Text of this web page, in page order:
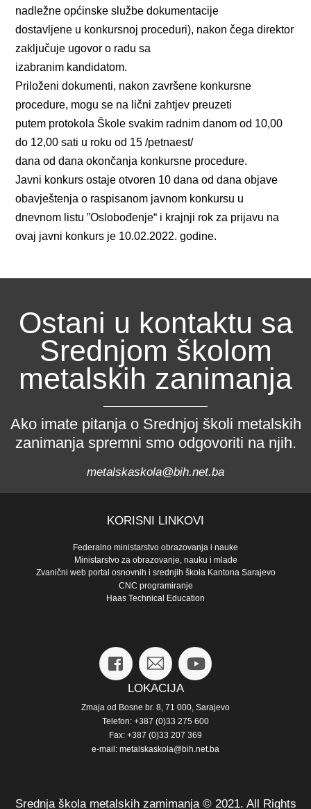
nadležne općinske službe dokumentacije
dostavljene u konkursnoj proceduri), nakon čega direktor
zaključuje ugovor o radu sa
izabranim kandidatom.
Priloženi dokumenti, nakon završene konkursne
procedure, mogu se na lični zahtjev preuzeti
putem protokola Škole svakim radnim danom od 10,00
do 12,00 sati u roku od 15 /petnaest/
dana od dana okončanja konkursne procedure.
Javni konkurs ostaje otvoren 10 dana od dana objave
obavještenja o raspisanom javnom konkursu u
dnevnom listu ”Oslobođenje“ i krajnji rok za prijavu na
ovaj javni konkurs je 10.02.2022. godine.
Ostani u kontaktu sa
Srednjom školom
metalskih zanimanja
Ako imate pitanja o Srednjoj školi metalskih
zanimanja spremni smo odgovoriti na njih.
metalskaskola@bih.net.ba
KORISNI LINKOVI
Federalno ministarstvo obrazovanja i nauke
Ministarstvo za obrazovanje, nauku i mlade
Zvanični web portal osnovnih i srednjih škola Kantona Sarajevo
CNC programiranje
Haas Technical Education
LOKACIJA
Zmaja od Bosne br. 8, 71 000, Sarajevo
Telefon: +387 (0)33 275 600
Fax: +387 (0)33 207 369
e-mail: metalskaskola@bih.net.ba
Srednja škola metalskih zamimanja © 2021. All Rights